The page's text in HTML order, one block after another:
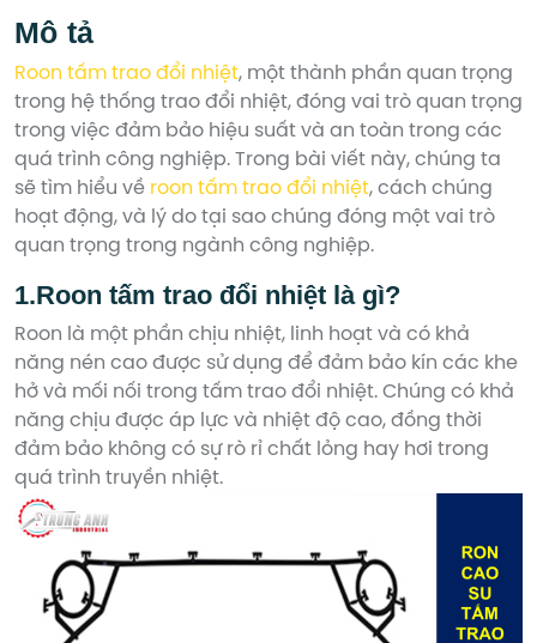
Mô tả
Roon tấm trao đổi nhiệt, một thành phần quan trọng
trong hệ thống trao đổi nhiệt, đóng vai trò quan trọng
trong việc đảm bảo hiệu suất và an toàn trong các
quá trình công nghiệp. Trong bài viết này, chúng ta
sẽ tìm hiểu về roon tấm trao đổi nhiệt, cách chúng
hoạt động, và lý do tại sao chúng đóng một vai trò
quan trọng trong ngành công nghiệp.
1.Roon tấm trao đổi nhiệt là gì?
Roon là một phần chịu nhiệt, linh hoạt và có khả
năng nén cao được sử dụng để đảm bảo kín các khe
hở và mối nối trong tấm trao đổi nhiệt. Chúng có khả
năng chịu được áp lực và nhiệt độ cao, đồng thời
đảm bảo không có sự rò rỉ chất lỏng hay hơi trong
quá trình truyền nhiệt.